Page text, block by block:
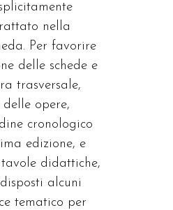
nella
Per favorire
delle schede e
trasversale,
delle opere,
cronologico
edizione, e
tavole didattiche,
alcuni
tematico per